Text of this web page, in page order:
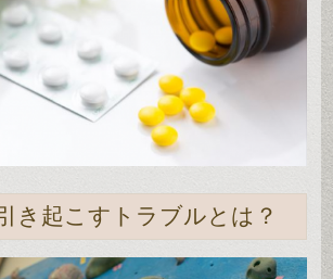
き起こすトラブルとは？